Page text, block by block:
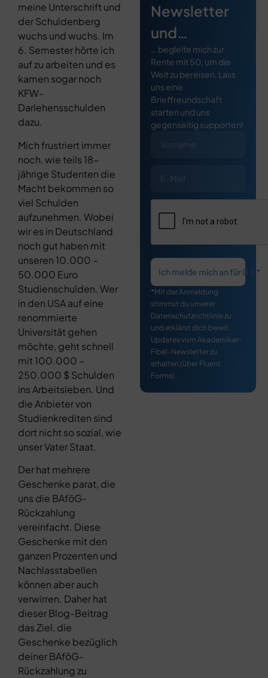
meine Unterschrift und
der Schuldenberg
wuchs und wuchs. Im
6. Semester hörte ich
auf zu arbeiten und es
kamen sogar noch
KFW-
Darlehensschulden
dazu.
Mich frustriert immer
noch, wie teils 18-
jährige Studenten die
Macht bekommen so
viel Schulden
aufzunehmen. Wobei
wir es in Deutschland
noch gut haben mit
unseren 10.000 –
50.000 Euro
Studienschulden. Wer
in den USA auf eine
renommierte
Universität gehen
möchte, geht schnell
mit 100.000 –
250.000 $ Schulden
ins Arbeitsleben. Und
die Anbieter von
Studienkrediten sind
dort nicht so sozial, wie
unser Vater Staat.
Der hat mehrere
Geschenke parat, die
uns die BAföG-
Rückzahlung
vereinfacht. Diese
Geschenke mit den
ganzen Prozenten und
Nachlasstabellen
können aber auch
verwirren. Daher hat
dieser Blog-Beitrag
das Ziel, die
Geschenke bezüglich
deiner BAföG-
Rückzahlung zu
Newsletter
und…
… begleite mich zur
Rente mit 50, um die
Welt zu bereisen. Lass
uns eine
Brieffreundschaft
starten und uns
gegenseitig supporten!
Ich melde mich an für 0 €*
*Mit der Anmeldung
stimmst du unserer
Datenschutzrichtlinie zu
und erklärst dich bereit,
Updates vom Akademiker-
Fibel-Newsletter zu
erhalten (über Fluent
Forms).